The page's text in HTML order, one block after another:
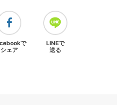
で
シェア
LINEで
送る